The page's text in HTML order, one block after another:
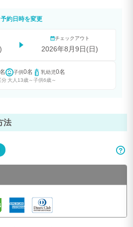
予約日時を変更
チェックアウト
2026年8月9日(日)
子供0名 乳幼児0名
分 大人13歳～子供6歳～
法